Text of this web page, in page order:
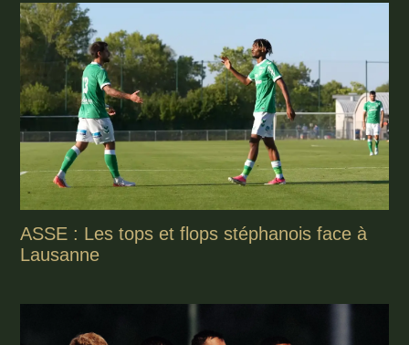
ASSE : Les tops et flops stéphanois face à
Lausanne